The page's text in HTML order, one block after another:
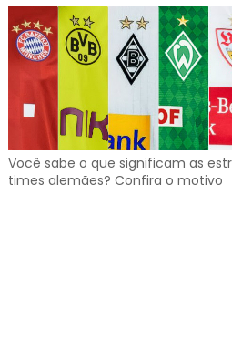
Você sabe o que significam as
times alemães? Confira o motivo